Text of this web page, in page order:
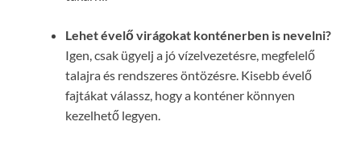
Lehet évelő virágokat konténerben is nevelni?
Igen, csak ügyelj a jó vízelvezetésre, megfelelő
talajra és rendszeres öntözésre. Kisebb évelő
fajtákat válassz, hogy a konténer könnyen
kezelhető legyen.